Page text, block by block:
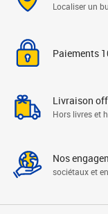
Localiser un
Paiements
Livraison
Hors livres et
Nos
sociétaux et